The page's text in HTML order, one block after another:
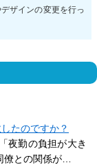
ザインの変更を行っ
たのですか？
夜勤の負担が大き
僚との関係が…